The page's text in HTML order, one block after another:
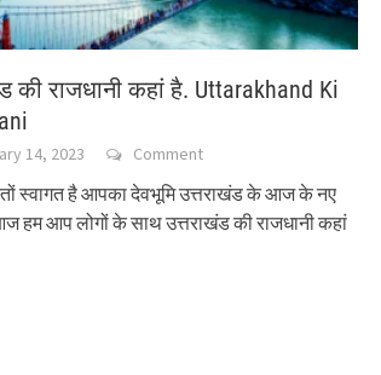
की राजधानी कहां है. Uttarakhand Ki
14, 2023 Comment
स्वागत है आपका देवभूमि उत्तराखंड के आज के नए
आप लोगों के साथ उत्तराखंड की राजधानी कहां